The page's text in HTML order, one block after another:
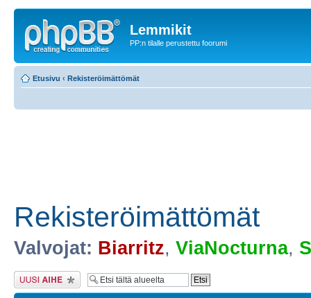
Lemmikit
PP:n tilalle perustettu foorumi
Etusivu ‹ Rekisteröimättömät
Rekisteröimättömät
Valvojat: Biarritz, ViaNocturna,
Lähetä uusi viesti